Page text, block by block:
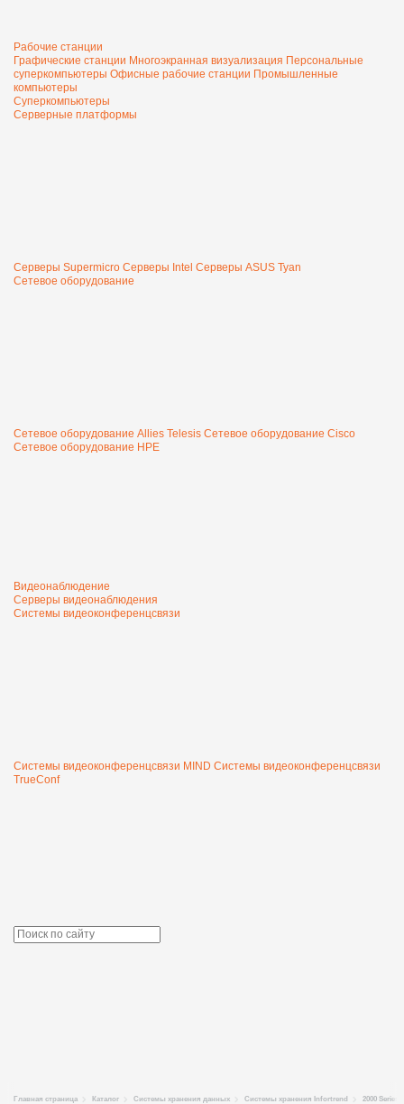
Рабочие станции
Графические станции Многоэкранная визуализация Персональные
суперкомпьютеры Офисные рабочие станции Промышленные
компьютеры
Суперкомпьютеры
Серверные платформы
Серверы Supermicro Серверы Intel Серверы ASUS Tyan
Сетевое оборудование
Сетевое оборудование Allies Telesis Сетевое оборудование Cisco
Сетевое оборудование HPE
Видеонаблюдение
Серверы видеонаблюдения
Системы видеоконференцсвязи
Системы видеоконференцсвязи MIND Системы видеоконференцсвязи
TrueConf
Главная страница Каталог Системы хранения данных Системы хранения Infortrend 2000 Series